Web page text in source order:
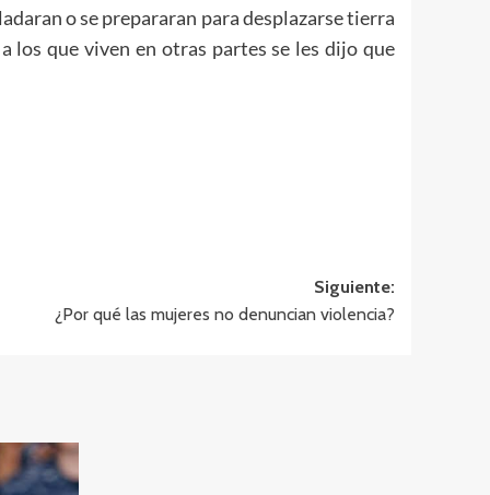
o se prepararan para desplazarse tierra
los que viven en otras partes se les dijo que
Siguiente:
¿Por qué las mujeres no denuncian violencia?